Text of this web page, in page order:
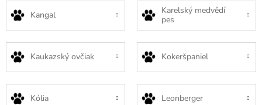
Kangal
Karelský medvědí
pes
Kaukazský ovčiak Kokeršpaniel
Kólia Leonberger